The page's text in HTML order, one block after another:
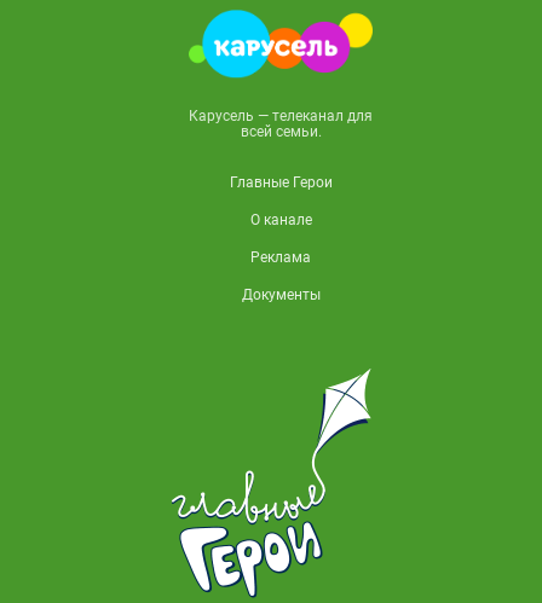
Карусель — телеканал для
всей семьи.
Главные Герои
О канале
Реклама
Документы